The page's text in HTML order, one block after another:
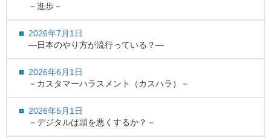
－進歩－
2026年7月1日
―日本のやり方が流行っている？―
2026年6月1日
－カスタマーハラスメント（カスハラ）－
2026年5月1日
－デジタルは頭を悪くするか？－